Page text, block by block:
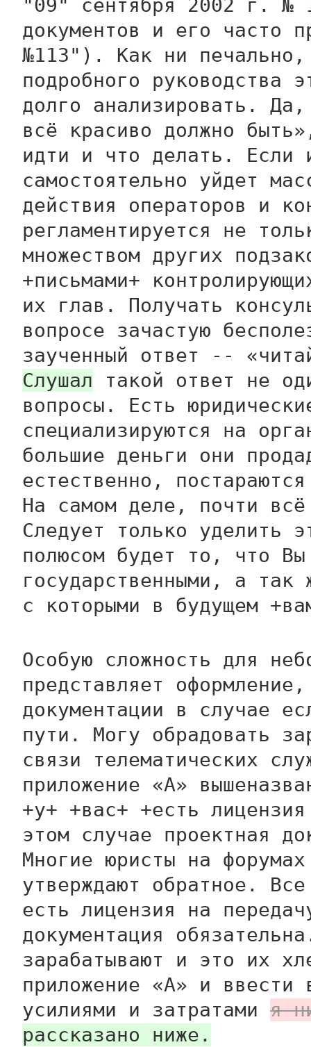
"09" сентября 2002 г. №
документов и его часто
№113"). Как ни печально,
подробного руководства
долго анализировать.
всё красиво должно
идти и что делать. Если
самостоятельно уйдет
действия операторов и
регламентируется не
множеством других
+письмами+
их глав. Получать
вопросе зачастую
заученный ответ --
Слушал такой ответ не
вопросы. Есть
специализируются на
большие деньги они
естественно,
На самом деле, почти
Следует только уделить
полюсом будет то, что
государственными, а так
с которыми в будущем
Особую сложность для
представляет
документации в случае
пути. Могу обрадовать
связи телематических
приложение «А»
+у+ +вас+ +есть
этом случае проектная
Многие юристы на
утверждают обратное.
есть лицензия на
документация
зарабатывают и это их
приложение «А» и ввести
усилиями и затратами я
рассказано ниже.